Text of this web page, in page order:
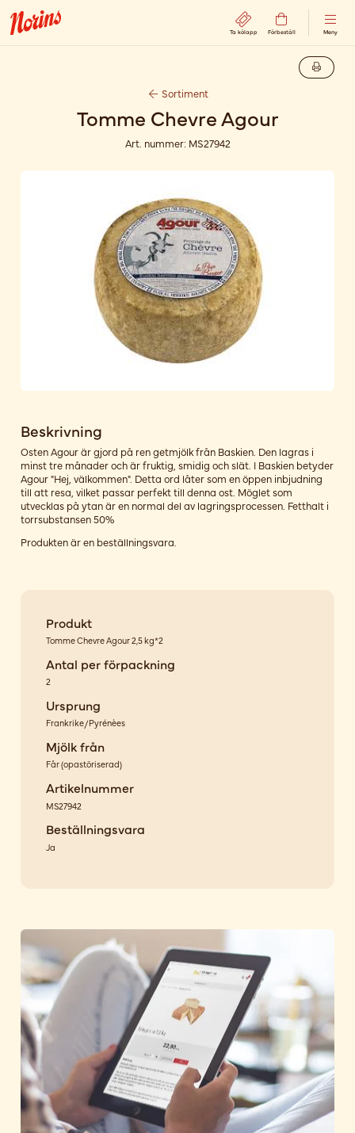
Ta kölapp Förbeställ Meny
Sortiment
Tomme Chevre Agour
Art. nummer: MS27942
Beskrivning
Osten Agour är gjord på ren getmjölk från Baskien. Den lagras i
minst tre månader och är fruktig, smidig och slät. I Baskien betyder
Agour "Hej, välkommen". Detta ord låter som en öppen inbjudning
till att resa, vilket passar perfekt till denna ost. Möglet som
utvecklas på ytan är en normal del av lagringsprocessen. Fetthalt i
torrsubstansen 50%
Produkten är en beställningsvara.
Produkt
Tomme Chevre Agour 2,5 kg*2
Antal per förpackning
2
Ursprung
Frankrike/Pyrénèes
Mjölk från
Får(opastöriserad)
Artikelnummer
MS27942
Beställningsvara
Ja